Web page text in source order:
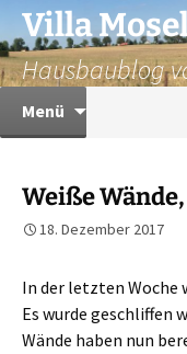
Zum
Inhalt
springen
Villa
Hausbaublog
Menü
Weiße
18. Dezember 2017
In der letzten Woche
Es wurde geschliffen
Wände haben nun